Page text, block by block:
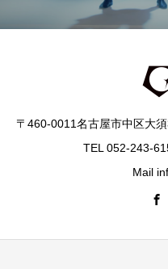
〒460-0011名古屋市中区大
TEL 052-243-
Mail